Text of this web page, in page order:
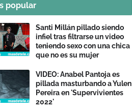
popular
Santi Millán pillado siendo
infiel tras filtrarse un video
teniendo sexo con una chica
que no es su mujer
VIDEO: Anabel Pantoja es
pillada masturbando a Yulen
Pereira en 'Supervivientes
2022'